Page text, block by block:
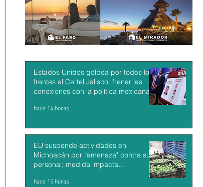
Estados Unidos golpea por todos los
frentes al Cartel Jalisco: frenar las
conexiones con la política mexicana y
hace 14 horas
EU suspende actividades en
Michoacán por “amenaza" contra su
personal; medida impacta
exportaciones de aguacate mexicano
hace 15 horas